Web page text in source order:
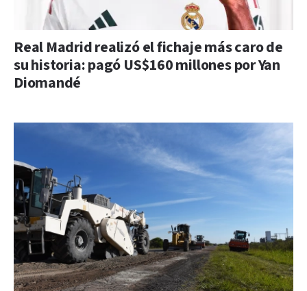
Real Madrid realizó el fichaje más caro de
su historia: pagó US$160 millones por Yan
Diomandé